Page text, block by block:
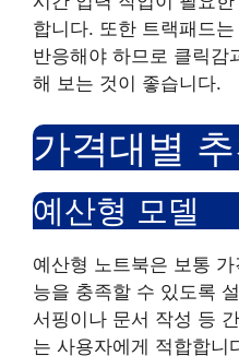
합니다. 또한 트랙패드
반응해야 하므로 클릭감
해 보는 것이 좋습니다.
가격대별
예산형 모델
예산형 노트북은 보통
능을 충족할 수 있도록
서핑이나 문서 작성 등
는 사용자에게 적합합